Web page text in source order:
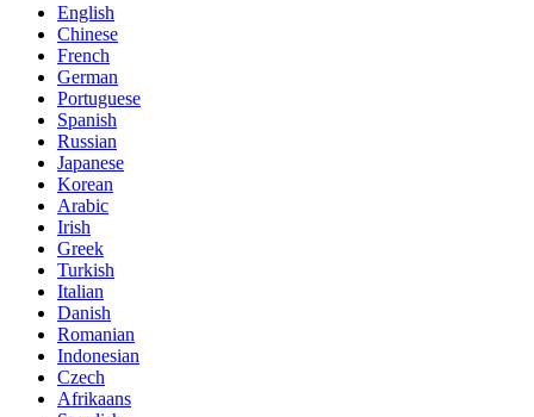
English
Chinese
French
German
Portuguese
Spanish
Russian
Japanese
Korean
Arabic
Irish
Greek
Turkish
Italian
Danish
Romanian
Indonesian
Czech
Afrikaans